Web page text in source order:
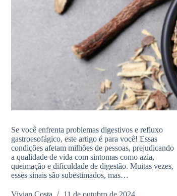
Se você enfrenta problemas digestivos e refluxo
gastroesofágico, este artigo é para você! Essas
condições afetam milhões de pessoas, prejudicando
a qualidade de vida com sintomas como azia,
queimação e dificuldade de digestão. Muitas vezes,
esses sinais são subestimados, mas…